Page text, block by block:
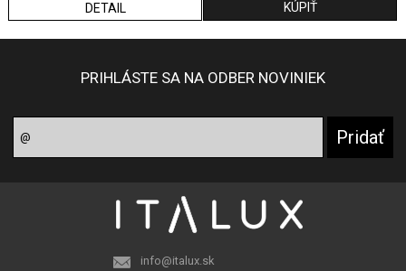
DETAIL
PRIHLÁSTE SA NA ODBER NOVINIEK
info@italux.sk